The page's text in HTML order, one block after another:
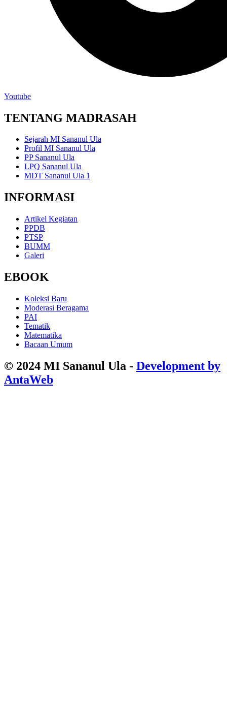
Youtube
TENTANG MADRASAH
Sejarah MI Sananul Ula
Profil MI Sananul Ula
PP Sananul Ula
LPQ Sananul Ula
MDT Sananul Ula 1
INFORMASI
Artikel Kegiatan
PPDB
PTSP
BUMM
Galeri
EBOOK
Koleksi Baru
Moderasi Beragama
PAI
Tematik
Matematika
Bacaan Umum
© 2024 MI Sananul Ula - Development by
AntaWeb